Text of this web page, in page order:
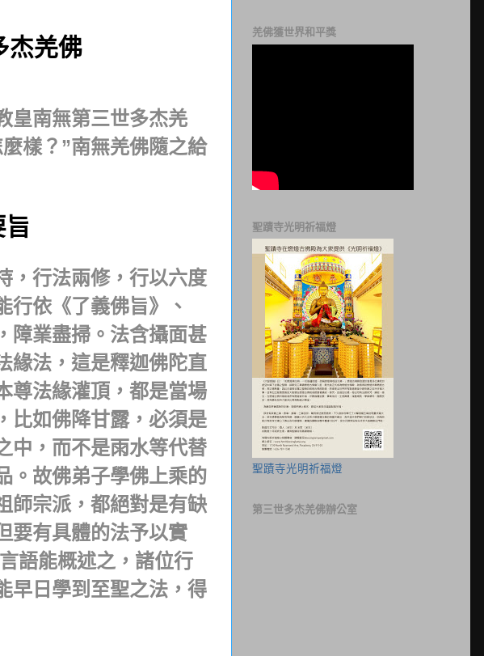
杰羌佛
皇南無第三世多杰羌
樣？ ”南無羌佛隨之給
旨
，行法兩修，行以六度
行依《了義佛旨》、
障業盡掃。法含攝面甚
緣法，這是釋迦佛陀直
尊法緣灌頂，都是當場
比如佛降甘露，必須是
中，而不是雨水等代替
。故佛弟子學佛上乘的
師宗派，都絕對是有缺
要有具體的法予以實
語能概述之，諸位行
早日學到至聖之法，得
羌佛獲世界和平獎
聖蹟寺光明祈福燈
聖蹟寺光明祈福燈
第三世多杰羌佛辦公室